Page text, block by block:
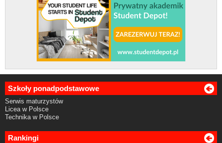
Szkoły ponadpodstawowe
Serwis maturzystów
Licea w Polsce
Technika w Polsce
Rankingi